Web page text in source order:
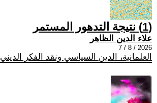
(1) نتيجة التدهور المستمر
علاء الدين الظاهر
2026 / 8 / 7
العلمانية، الدين السياسي ونقد الفكر الديني